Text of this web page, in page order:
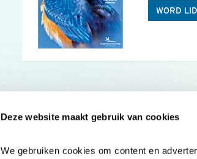
Deze website maakt gebruik van cookies
We gebruiken cookies om content en
WORD LID